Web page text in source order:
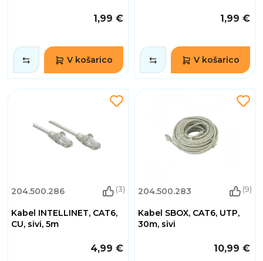
1,99 €
V košarico
1,99 €
V košarico
204.500.286 (3)
Kabel INTELLINET, CAT6,
CU, sivi, 5m
4,99 €
204.500.283 (9)
Kabel SBOX, CAT6, UTP,
30m, sivi
10,99 €